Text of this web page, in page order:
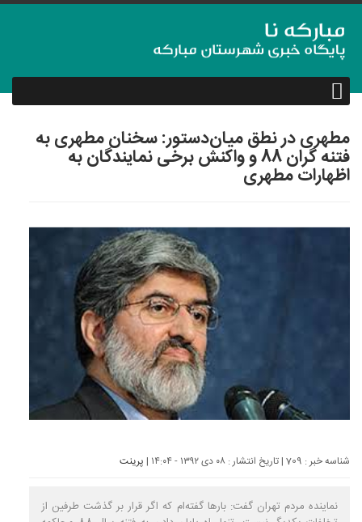
مطهری در نطق میان‌دستور: سخنان مطهری به
فتنه گران 88 و واکنش برخی نمایندگان به
اظهارات مطهری
شناسه خبر : 709 | تاریخ انتشار : ۰۸ دی ۱۳۹۲ - ۱۴:۰۴ | پرینت
نماینده مردم تهران گفت: بار‌ها گفته‌ام که اگر قرار بر گذشت طرفین از